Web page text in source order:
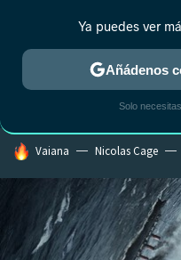
ESTRENOS
HOY SE HABLA DE
Vaiana Nicolas Cage
Ya puedes ver
Añádenos
Solo